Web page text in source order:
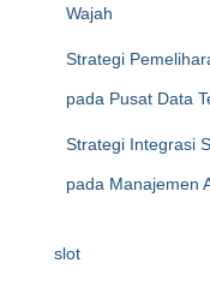
Wajah
Strategi
pada Pusat Data
Strategi Integrasi
pada Manajemen
slot